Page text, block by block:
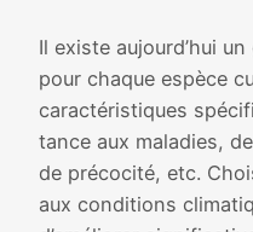
Il existe aujourd’hui
pour chaque espèce
carac­té­ris­tiques
tance aux mala­dies,
de pré­co­ci­té, etc.
aux condi­tions